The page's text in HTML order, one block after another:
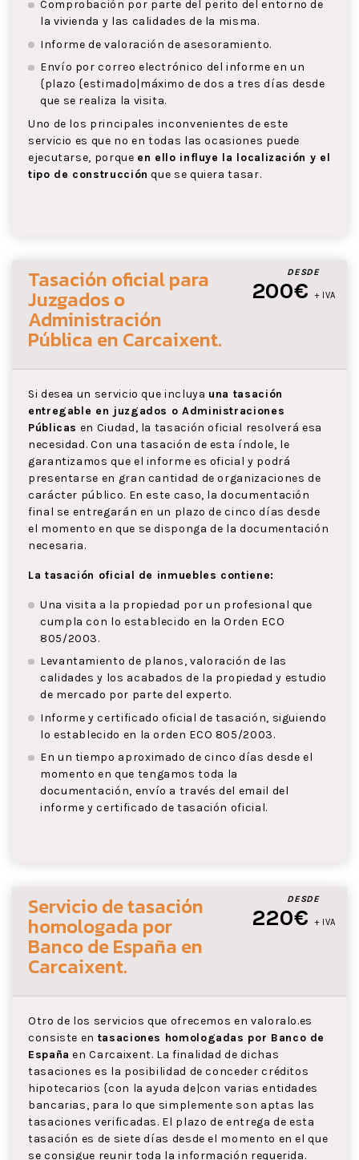
Comprobación por parte del perito del entorno de
la vivienda y las calidades de la misma.
Informe de valoración de asesoramiento.
Envío por correo electrónico del informe en un
{plazo {estimado|máximo de dos a tres días desde
que se realiza la visita.
Uno de los principales inconvenientes de este
servicio es que no en todas las ocasiones puede
ejecutarse, porque en ello influye la localización y el
tipo de construcción que se quiera tasar.
DESDE
200€ + IVA
Tasación oficial para
Juzgados o
Administración
Pública en Carcaixent.
Si desea un servicio que incluya una tasación
entregable en juzgados o Administraciones
Públicas en Ciudad, la tasación oficial resolverá esa
necesidad. Con una tasación de esta índole, le
garantizamos que el informe es oficial y podrá
presentarse en gran cantidad de organizaciones de
carácter público. En este caso, la documentación
final se entregarán en un plazo de cinco días desde
el momento en que se disponga de la documentación
necesaria.
La tasación oficial de inmuebles contiene:
Una visita a la propiedad por un profesional que
cumpla con lo establecido en la Orden ECO
805/2003.
Levantamiento de planos, valoración de las
calidades y los acabados de la propiedad y estudio
de mercado por parte del experto.
Informe y certificado oficial de tasación, siguiendo
lo establecido en la orden ECO 805/2003.
En un tiempo aproximado de cinco días desde el
momento en que tengamos toda la
documentación, envío a través del email del
informe y certificado de tasación oficial.
DESDE
220€ + IVA
Servicio de tasación
homologada por
Banco de España en
Carcaixent.
Otro de los servicios que ofrecemos en valoralo.es
consiste en tasaciones homologadas por Banco de
España en Carcaixent. La finalidad de dichas
tasaciones es la posibilidad de conceder créditos
hipotecarios {con la ayuda de|con varias entidades
bancarias, para lo que simplemente son aptas las
tasaciones verificadas. El plazo de entrega de esta
tasación es de siete días desde el momento en el que
se consigue reunir toda la información requerida.